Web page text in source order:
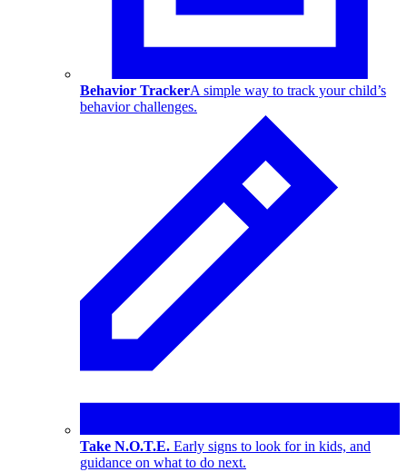
Behavior TrackerA simple way to track your child’s
behavior challenges.
Take N.O.T.E. Early signs to look for in kids, and
guidance on what to do next.